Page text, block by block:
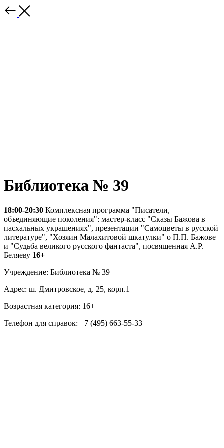
Библиотека № 39
18:00-20:30 Комплексная программа "Писатели,
объединяющие поколения": мастер-класс "Сказы Бажова в
пасхальных украшениях", презентации "Самоцветы в русской
литературе", "Хозяин Малахитовой шкатулки" о П.П. Бажове
и "Судьба великого русского фантаста", посвященная А.Р.
Беляеву 16+
Учреждение: Библиотека № 39
Адрес: ш. Дмитровское, д. 25, корп.1
Возрастная категория: 16+
Телефон для справок: +7 (495) 663-55-33